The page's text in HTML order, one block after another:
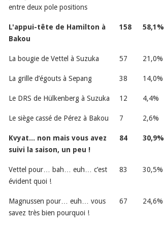
entre deux pole positions
L'appui-tête de Hamilton à
Bakou
158 58,1%
La bougie de Vettel à Suzuka 57 21,0%
La grille d’égouts à Sepang 38 14,0%
Le DRS de Hülkenberg à Suzuka 12 4,4%
Le siège cassé de Pérez à Bakou 7 2,6%
Kvyat... non mais vous avez
suivi la saison, un peu !
84 30,9%
Vettel pour… bah… euh… c’est
évident quoi !
83 30,5%
Magnussen pour… euh… vous
savez très bien pourquoi !
67 24,6%